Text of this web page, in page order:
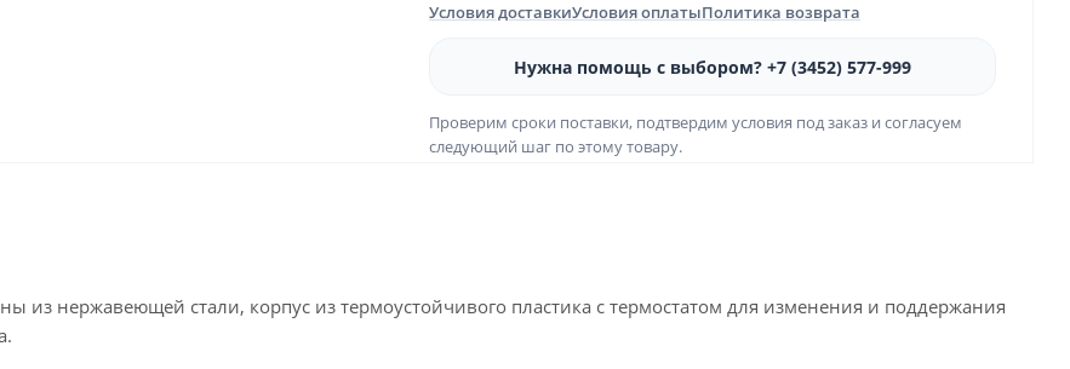
Условия доставкиУсловия оплатыПолитика возврата
Нужна помощь с выбором? +7 (3452) 577-999
Проверим сроки поставки, подтвердим условия под заказ и согласуем
следующий шаг по этому товару.
из нержавеющей стали, корпус из термоустойчивого пластика с термостатом для изменения и поддержания